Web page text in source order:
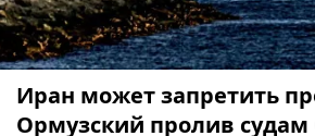
Иран может запретить
Ормузский пролив